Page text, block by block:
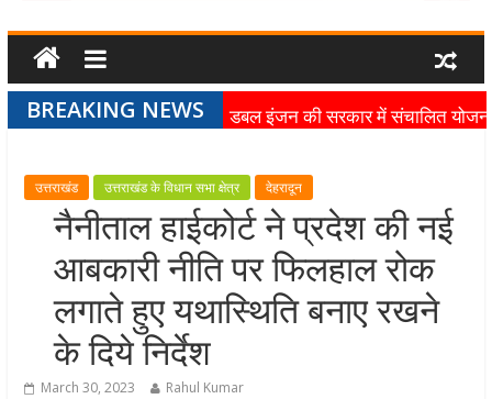
BREAKING NEWS
डबल इंजन की सरकार में संचालित
रहा है: मुख्यमंत्री
मुख्यमंत्री पुष्कर सिंह धामी ने हरकी पैड़ी
लेकर कांवड़ यात्रा मार्ग पर हेलीकॉप्टर से
शिवभक्तों पर पुष्पवर्षा कर उनका स्वागत
किया गया
धर्मनगरी हरिद्वार में कांवड़ यात्रा के दौरान
अद्भुत संगम देखने को मिला
उत्तराखंड उत्तराखंड के विधान सभा क्षेत्र देहरादून
नैनीताल हाईकोर्ट ने प्रदेश की नई
आबकारी नीति पर फिलहाल रोक
लगाते हुए यथास्थिति बनाए रखने
के दिये निर्देश
March 30, 2023 Rahul Kumar